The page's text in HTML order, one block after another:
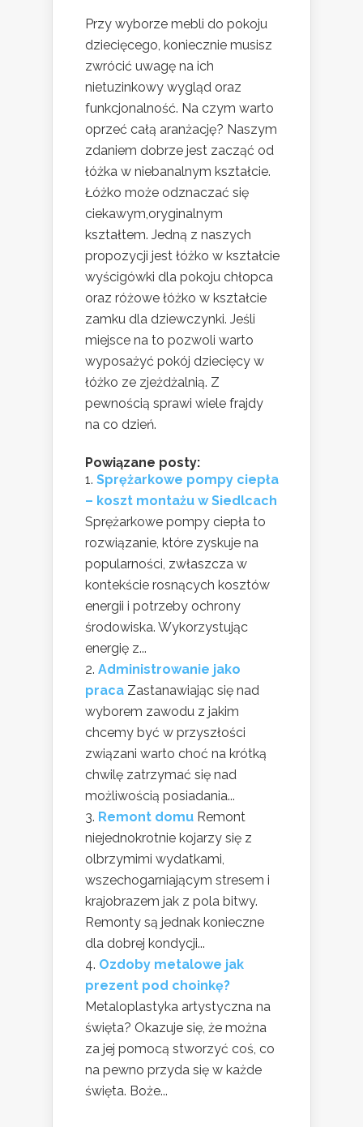
Przy wyborze mebli do pokoju
dziecięcego, koniecznie musisz
zwrócić uwagę na ich
nietuzinkowy wygląd oraz
funkcjonalność. Na czym warto
oprzeć całą aranżację? Naszym
zdaniem dobrze jest zacząć od
łóżka w niebanalnym kształcie.
Łóżko może odznaczać się
ciekawym,oryginalnym
kształtem. Jedną z naszych
propozycji jest łóżko w kształcie
wyścigówki dla pokoju chłopca
oraz różowe łóżko w kształcie
zamku dla dziewczynki. Jeśli
miejsce na to pozwoli warto
wyposażyć pokój dziecięcy w
łóżko ze zjeżdżalnią. Z
pewnością sprawi wiele frajdy
na co dzień.
Powiązane posty:
Sprężarkowe pompy ciepła
– koszt montażu w Siedlcach
Sprężarkowe pompy ciepła to
rozwiązanie, które zyskuje na
popularności, zwłaszcza w
kontekście rosnących kosztów
energii i potrzeby ochrony
środowiska. Wykorzystując
energię z...
Administrowanie jako
praca Zastanawiając się nad
wyborem zawodu z jakim
chcemy być w przyszłości
związani warto choć na krótką
chwilę zatrzymać się nad
możliwością posiadania...
Remont domu Remont
niejednokrotnie kojarzy się z
olbrzymimi wydatkami,
wszechogarniającym stresem i
krajobrazem jak z pola bitwy.
Remonty są jednak konieczne
dla dobrej kondycji...
Ozdoby metalowe jak
prezent pod choinkę?
Metaloplastyka artystyczna na
święta? Okazuje się, że można
za jej pomocą stworzyć coś, co
na pewno przyda się w każde
święta. Boże...